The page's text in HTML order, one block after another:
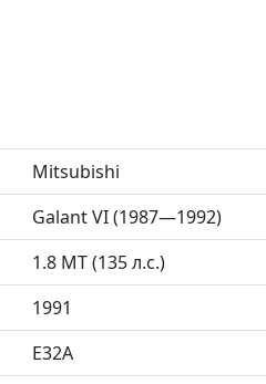
Mitsubishi
Galant VI (1987—1992)
1.8 MT (135 л.с.)
1991
E32A